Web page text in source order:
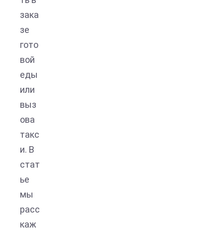
зака
зе
гото
вой
еды
или
выз
ова
такс
и. В
стат
ье
мы
расс
каж